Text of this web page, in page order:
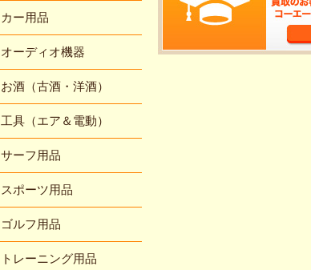
カー用品
オーディオ機器
お酒（古酒・洋酒）
工具（エア＆電動）
サーフ用品
スポーツ用品
ゴルフ用品
トレーニング用品